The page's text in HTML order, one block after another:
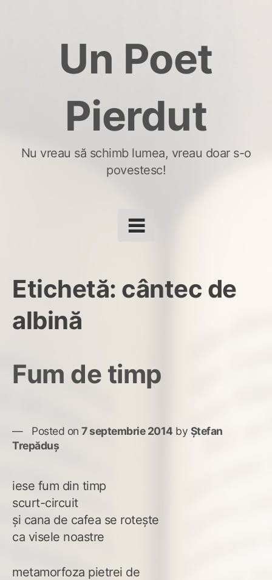
Un Poet
Pierdut
Nu vreau să schimb lumea, vreau doar s-o
povestesc!
Etichetă: cântec de
albină
Fum de timp
Posted on 7 septembrie 2014 by Ștefan
Trepăduș
iese fum din timp
scurt-circuit
şi cana de cafea se roteşte
ca visele noastre
metamorfoza pietrei de